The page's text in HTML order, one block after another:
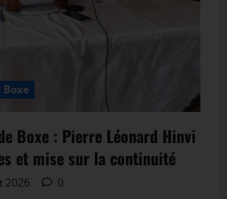
Boxe
Boxe : Pierre Léonard Hinvi
et mise sur la continuité
2026 0